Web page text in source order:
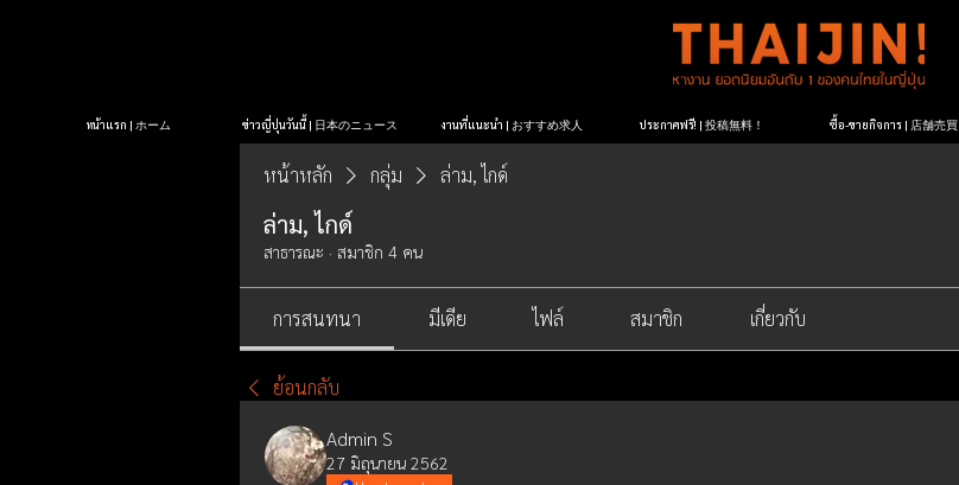
หน้าแรก | ホーム ข่าวญี่ปุ่นวันนี้ | 日本のニュース งานที่แนะนำ | おすすめ求人 ประกาศฟรี! | 投稿無料！ ซื้อ-ขายกิจการ | 店舗売買
หน้าหลัก กลุ่ม ล่าม, ไกด์
ล่าม, ไกด์
สาธารณะ · สมาชิก 4 คน
การสนทนา มีเดีย ไฟล์ สมาชิก เกี่ยวกับ
ย้อนกลับ
Admin S
27 มิถุนายน 2562